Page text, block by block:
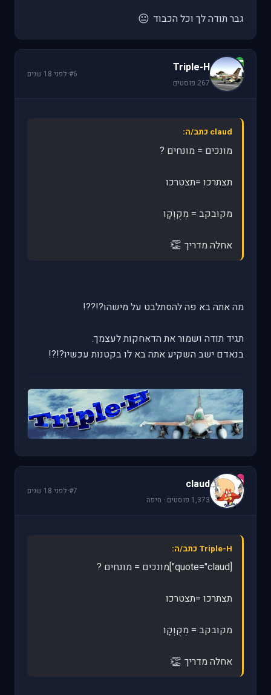
גבר תודה לך וכל הכבוד 😐
T
Triple-H
267 פוסטים
#6
·לפני 18 שנים
claud כתב/ה:
מונכים = מונחים ?
תצתרכו =תצטרכו
מקובקב = מְקֻוְקָו
אחלה מדריך 👏
מה אתה בא פה להסתלבט על מישהו?!??!
תגיד תודה ושמור את הדאחקות לעצמך.
בנאדם ישב השקיע אתה בא לו בקטנות עכשיו?!?!
c
claud
1,373 פוסטים · חיפה
#7
·לפני 18 שנים
Triple-H כתב/ה:
[quote="claud"]מונכים = מונחים ?
תצתרכו =תצטרכו
מקובקב = מְקֻוְקָו
אחלה מדריך 👏